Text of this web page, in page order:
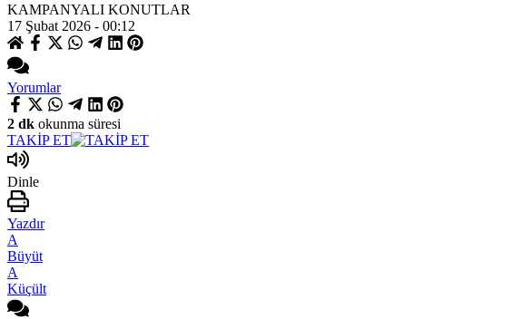
KAMPANYALI KONUTLAR
17 Şubat 2026 - 00:12
Yorumlar
2 dk okunma süresi
TAKİP ET
Dinle
Yazdır
A
Büyüt
A
Küçült